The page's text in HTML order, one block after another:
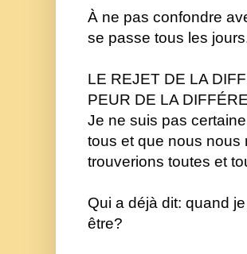
À ne pas confondre
se passe tous les
LE REJET DE LA
PEUR DE LA
Je ne suis pas
tous et que nous nous
trouverions toutes et
Qui a déjà dit: quand
être?